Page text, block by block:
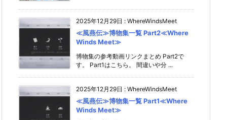
2025年12月29日 : WhereWindsMeet
≪風燕伝≫博物集一覧 Part2≪Where
Winds Meet≫
博物集の参考動画リンクまとめ Part2で
す。 Part1はこちら。 間違いや分 ...
2025年12月29日 : WhereWindsMeet
≪風燕伝≫博物集一覧 Part1≪Where
Winds Meet≫